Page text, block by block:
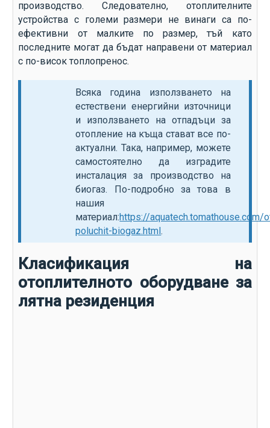
производство. Следователно, отоплителните
устройства с големи размери не винаги са по-
ефективни от малките по размер, тъй като
последните могат да бъдат направени от материал
с по-висок топлопренос.
Всяка година използването на
естествени енергийни източници
и използването на отпадъци за
отопление на къща стават все по-
актуални. Така, например, можете
самостоятелно да изградите
инсталация за производство на
биогаз. По-подробно за това в
нашия
материал:https://
poluchit-biogaz.html.
Класификация на
отоплителното оборудване за
лятна резиденция